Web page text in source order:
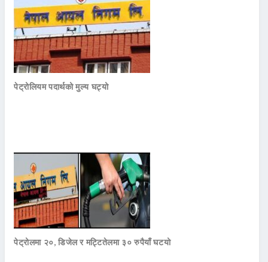
पेट्रोलियम पदार्थको मुल्य घट्यो
पेट्रोलमा २०, डिजेल र मट्टितेलमा ३० रुपैयाँ घटयो